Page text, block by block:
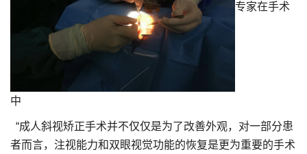
专家在手术
中
“成人斜视矫正手术并不仅仅是为了改善外观，对一部分患
者而言，注视能力和双眼视觉功能的恢复是更为重要的手术